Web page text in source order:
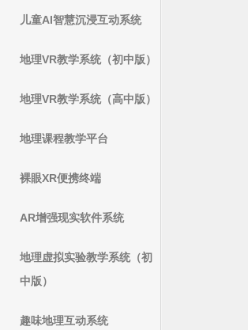
儿童AI智慧沉浸互动系统
地理VR教学系统（初中版）
地理VR教学系统（高中版）
地理课程教学平台
裸眼XR便携终端
AR增强现实软件系统
地理虚拟实验教学系统（初
中版）
趣味地理互动系统